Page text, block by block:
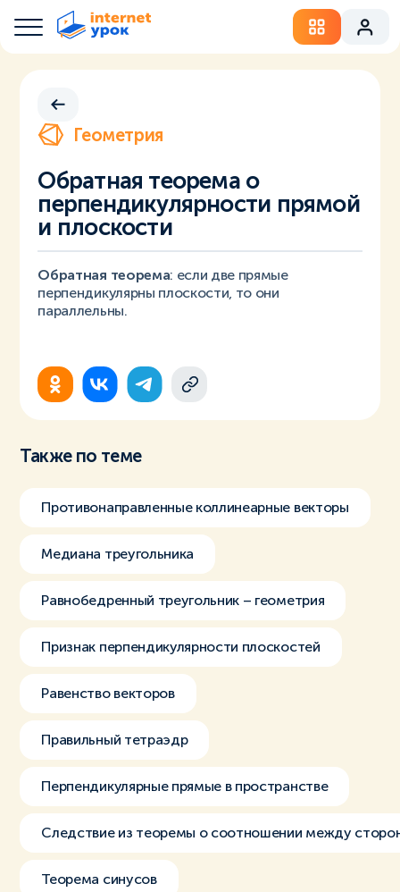
Геометрия
Обратная теорема о
перпендикулярности прямой
и плоскости
Обратная теорема: если две прямые
перпендикулярны плоскости, то они
параллельны.
Также по теме
Противонаправленные коллинеарные векторы
Медиана треугольника
Равнобедренный треугольник – геометрия
Признак перпендикулярности плоскостей
Равенство векторов
Правильный тетраэдр
Перпендикулярные прямые в пространстве
Следствие из теоремы о соотношении между
Теорема синусов